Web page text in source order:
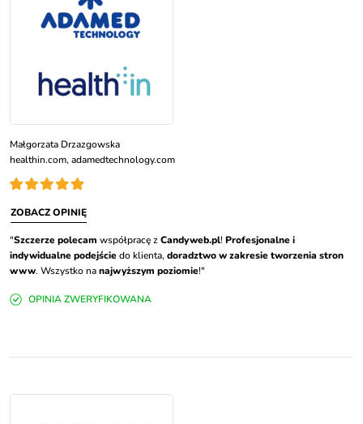
Małgorzata Drzazgowska
healthin.com, adamedtechnology.com
ZOBACZ OPINIĘ
"Szczerze polecam współpracę zCandyweb.pl! Profesjonalne i
indywidualne podejściedo klienta, doradztwo w zakresie tworzenia stron
www. Wszystko nanajwyższym poziomie!"
OPINIA ZWERYFIKOWANA